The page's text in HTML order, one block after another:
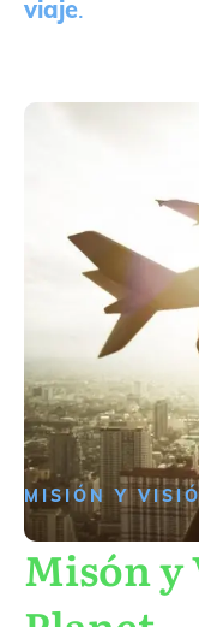
viaje.
MISIÓN Y
Misón y